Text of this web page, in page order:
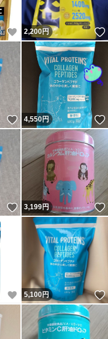
いいね！
2,200円
いいね！
4,550円
いいね！
3,199円
いいね！
5,100円